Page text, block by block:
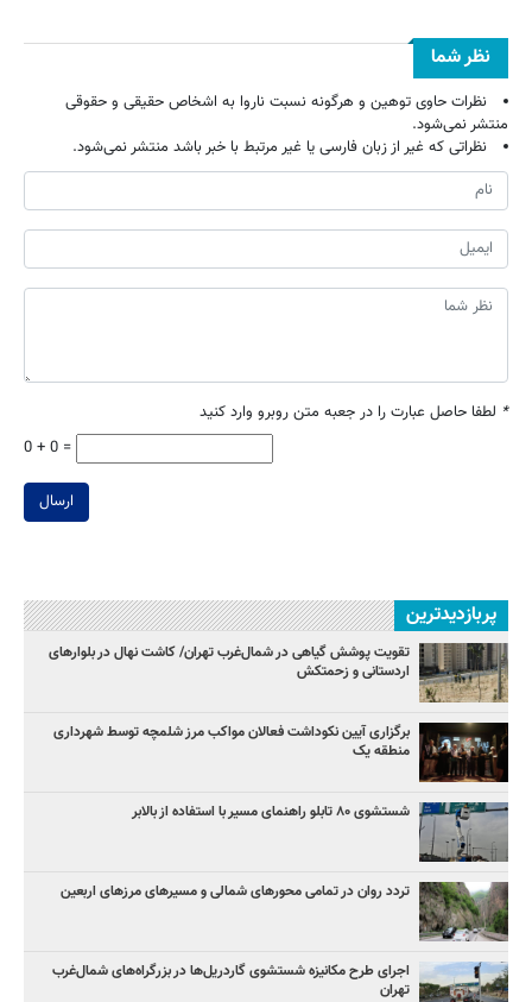
نظر شما
نظرات حاوی توهین و هرگونه نسبت ناروا به اشخاص حقیقی و حقوقی
منتشر نمی‌شود.
نظراتی که غیر از زبان فارسی یا غیر مرتبط با خبر باشد منتشر نمی‌شود.
* لطفا حاصل عبارت را در جعبه متن روبرو وارد کنید
0 + 0 =
ارسال
پربازدیدترین
تقویت پوشش گیاهی در شمال‌غرب تهران/ کاشت نهال در بلوارهای
اردستانی و زحمتکش
برگزاری آیین نکوداشت فعالان مواکب مرز شلمچه توسط شهرداری
منطقه یک
شستشوی ۸۰ تابلو راهنمای مسیر با استفاده از بالابر
تردد روان در تمامی محورهای شمالی و مسیرهای مرزهای اربعین
اجرای طرح مکانیزه شستشوی گاردریل‌ها در بزرگراه‌های شمال‌غرب
تهران